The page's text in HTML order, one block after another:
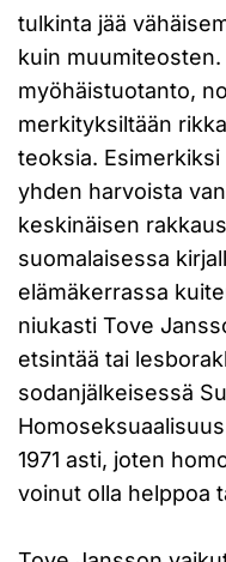
tulkinta jää
kuin
myöhäistuotanto,
merkityksiltään
teoksia.
yhden harvoista
keskinäisen
suomalaisessa
elämäkerrassa
niukasti Tove
etsintää tai
sodanjälkeisessä
1971 asti, joten
voinut olla helppoa